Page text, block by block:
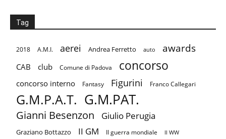
Tag
2018 A.M.I. aerei Andrea Ferretto auto awards
CAB club Comune di Padova concorso
concorso interno Fantasy Figurini Franco Callegari
G.M.P.A.T. G.M.PAT.
Gianni Besenzon Giulio Perugia
Graziano Bottazzo II GM II guerra mondiale II WW